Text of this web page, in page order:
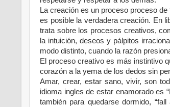
La creación es un proceso proceso
es posible la verdadera creación. En
trata sobre los procesos creativos,
la intuición, deseos y pálpitos
modo distinto, cuando la razón
El proceso creativo es más instintivo
corazón a la yema de los dedos sin
Amar, crear, estar sano, vivir, son
idioma ingles de estar enamorado es
también para quedarse dormido,